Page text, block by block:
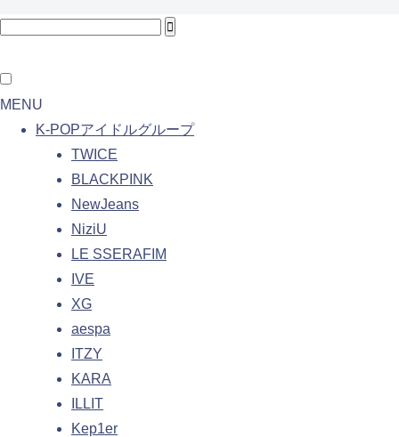
MENU
K-POPアイドルグループ
TWICE
BLACKPINK
NewJeans
NiziU
LE SSERAFIM
IVE
XG
aespa
ITZY
KARA
ILLIT
Kep1er